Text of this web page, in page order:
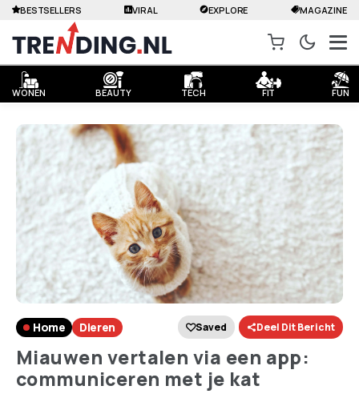
WONEN BEAUTY TECH FIT FUN
BESTSELLERS VIRAL EXPLORE MAGAZINE
Home Dieren Saved Deel Dit Bericht
Miauwen vertalen via een app:
communiceren met je kat